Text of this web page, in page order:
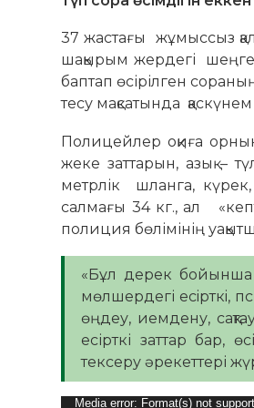
37 жастағы жұмыссыз
шақырым жердегі
баптап өсірілген
тесу мақсатында
Полицейлер оқиға
жеке заттарын, азық –
метрлік шланга,
салмағы 34 кг., ал
полиция бөлімінің
«Бұл дерек бойынша
мөлшердегі есiрткi,
өңдеу, иемдену,
есірткі заттар бар,
тексеру әрекеттері
Видео
Media error: Format(s) not